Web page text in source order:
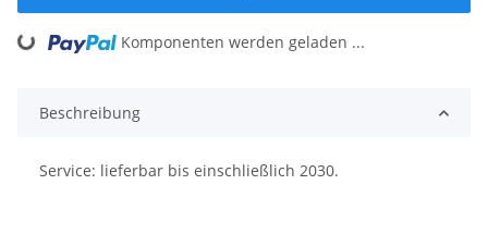
Loading... Komponenten werden geladen ...
Beschreibung
Service: lieferbar bis einschließlich 2030.